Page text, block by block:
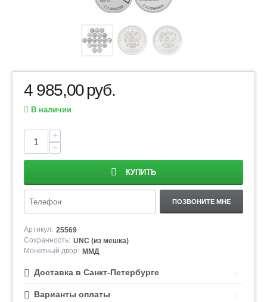
4 985,00руб.
В наличии
+
−
КУПИТЬ
ПОЗВОНИТЕ МНЕ
Артикул: 25569
Сохранность: UNC (из мешка)
Монетный двор: ММД
Доставка в Санкт-Петербурге
Варианты оплаты